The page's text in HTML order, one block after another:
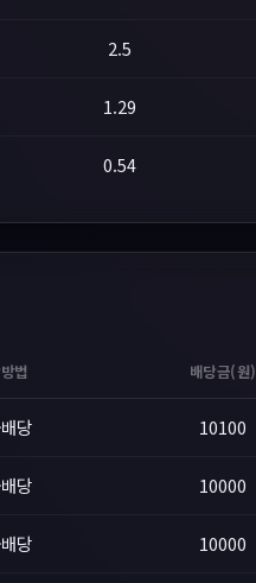
2.5
1.29
0.54
법 배당금(원)
당 10100
당 10000
당 10000